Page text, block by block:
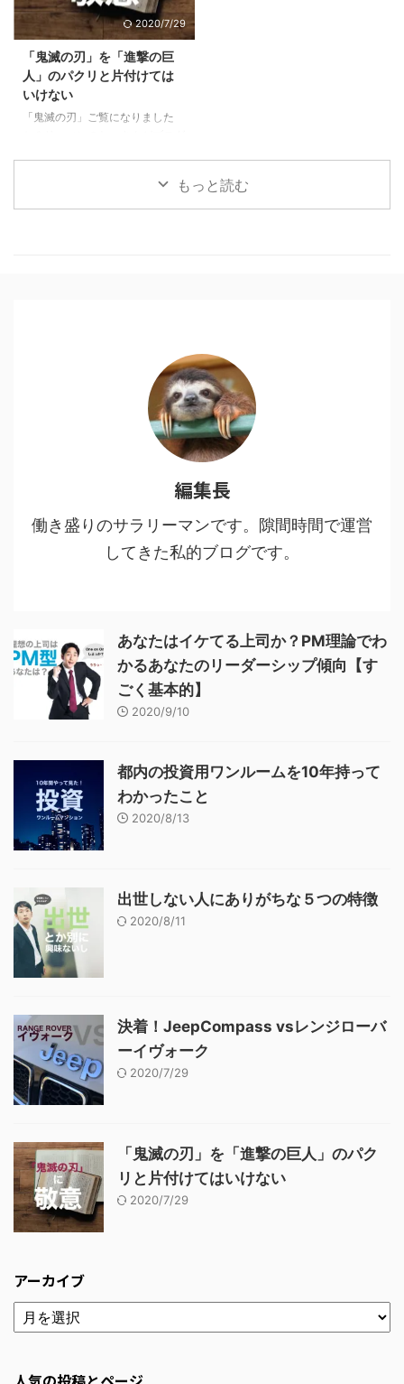
研修を受けていない＝あなたの期
待値が下がっている1.2 仕事の内
ずっとそれをやっていてくれ1.3
気にかけてくれる上役、上司がい
ない＝上がるエンジンがない2 そ
んな自分がこんな傾向に陥ってい
2020/7/29
「鬼滅の刃」を「進撃の巨
人」のパクリと片付けては
いけない
「鬼滅の刃」ご覧になりました
はそんなことない、作者にとても
敬意を表したく。稚拙ながら僕な
鬼である人間を切りながらも尊重
し、その先をあり方を強烈に訴え
もっと読む
編集長
働き盛りのサラリーマンです。隙間時間で運営
してきた私的ブログです。
あなたはイケてる上司か？PM理論でわ
かるあなたのリーダーシップ傾向【す
ごく基本的】
2020/9/10
都内の投資用ワンルームを10年持って
わかったこと
2020/8/13
出世しない人にありがちな５つの特徴
2020/8/11
決着！JeepCompass vsレンジローバ
ーイヴォーク
2020/7/29
「鬼滅の刃」を「進撃の巨人」のパク
リと片付けてはいけない
2020/7/29
アーカイブ